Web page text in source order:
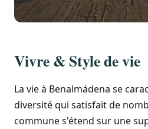
Vivre & Style de vie
La vie à Benalmádena se
diversité qui satisfait de
commune s'étend sur une